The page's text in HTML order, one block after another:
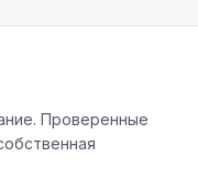
Проверенные